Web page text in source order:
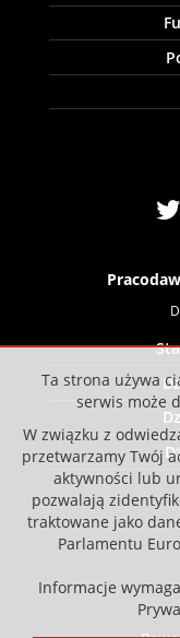
Ta strona używa
serwis może
W związku z
przetwarzamy Twój
aktywności lub
pozwalają
traktowane jako
Parlamentu
Informacje